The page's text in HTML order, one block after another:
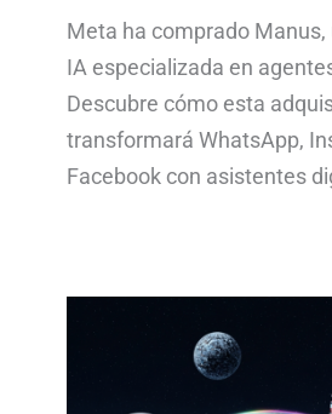
Meta ha comprado
IA especializada en
Descubre cómo esta
transformará WhatsApp,
Facebook con asistentes